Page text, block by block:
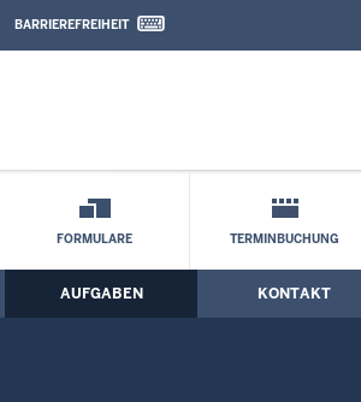
und Kontaktformular
BARRIEREFREIHEIT
FORMULARE TERMINBUCHUNG
AUFGABEN KONTAKT